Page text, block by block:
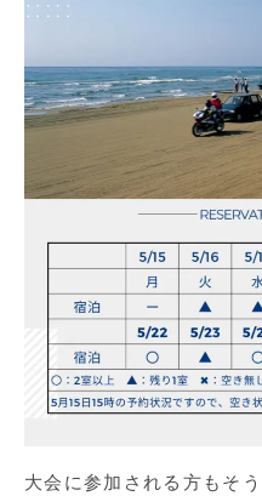
大会に参加される方もそ